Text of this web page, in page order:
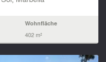
Wohnfläche
402 m²